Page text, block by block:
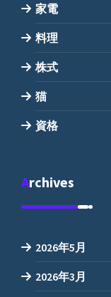
家電
料理
株式
猫
資格
Archives
2026年5月
2026年3月